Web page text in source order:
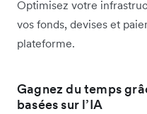
Optimisez votre
vos fonds, devises et
plateforme.
Gagnez du temps
basées sur l’IA